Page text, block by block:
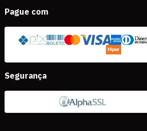
Pague com
Segurança